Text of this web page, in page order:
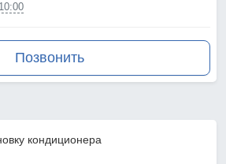
Позвонить
кондиционера